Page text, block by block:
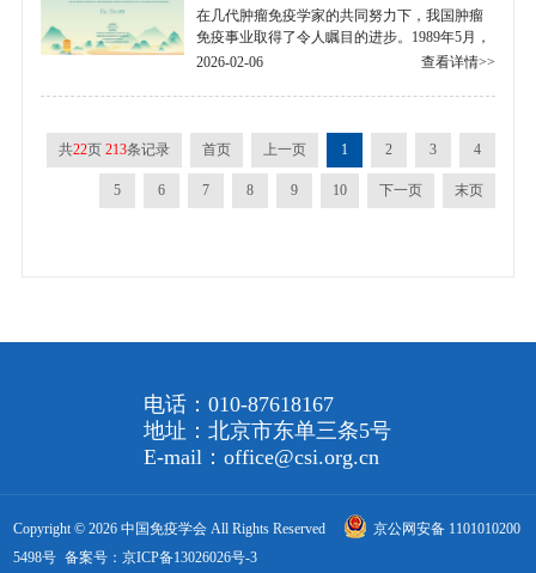
在几代肿瘤免疫学家的共同努力下，我国肿瘤
免疫事业取得了令人瞩目的进步。1989年5月，
中国免疫学会肿瘤免疫与生物治疗分会主办，
查看详情>>
2026-02-06
共22页213条记录 首页 上一页 1 2 3 4
5 6 7 8 9 10 下一页 末页
电话：010-87618167
地址：北京市东单三条5号
E-mail：office@csi.org.cn
Copyright © 2026 中国免疫学会 All Rights Reserved
京公网安备 1101010200
5498号 备案号：京ICP备13026026号-3